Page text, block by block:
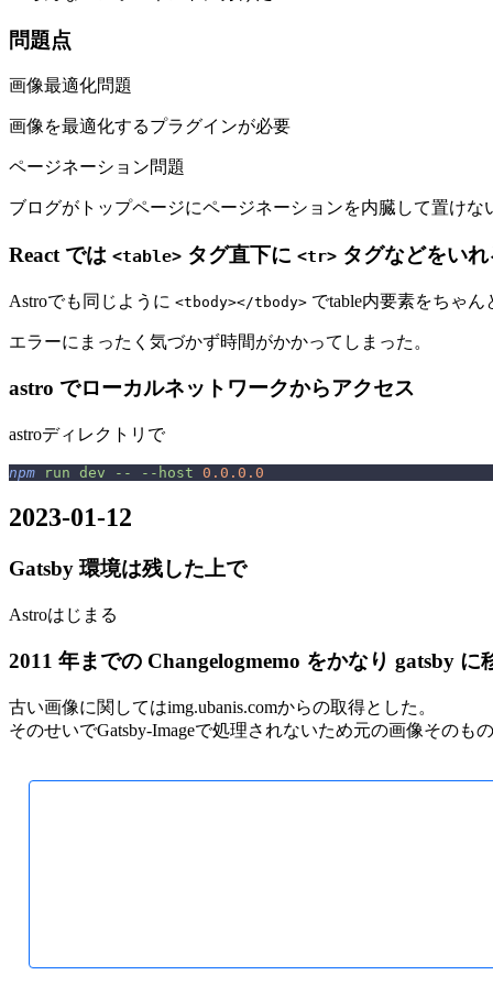
問題点
画像最適化問題
画像を最適化するプラグインが必要
ページネーション問題
ブログがトップページにページネーションを内臓して置けな
React では <table> タグ直下に <tr> タグなどをい
Astroでも同じように <tbody></tbody> でtable内要素をちゃ
エラーにまったく気づかず時間がかかってしまった。
astro でローカルネットワークからアクセス
astroディレクトリで
npm run dev -- --host 0.0.0.0
2023-01-12
Gatsby 環境は残した上で
Astroはじまる
2011 年までの Changelogmemo をかなり gatsby に
古い画像に関してはimg.ubanis.comからの取得とした。
そのせいでGatsby-Imageで処理されないため元の画像そのも